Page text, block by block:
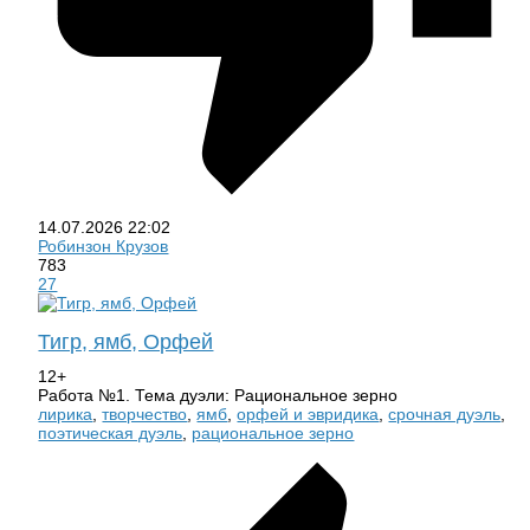
14.07.2026 22:02
Робинзон Крузов
783
27
Тигр, ямб, Орфей
12+
Работа №1. Тема дуэли: Рациональное зерно
лирика ,творчество ,ямб ,орфей и эвридика ,срочная дуэль
поэтическая дуэль рациональное зерно